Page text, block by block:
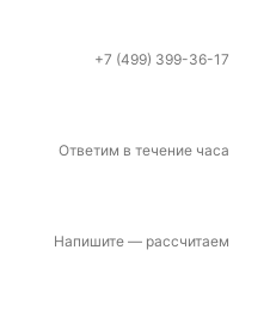
+7 (499) 399-36-17
Ответим в течение часа
Напишите — рассчитаем